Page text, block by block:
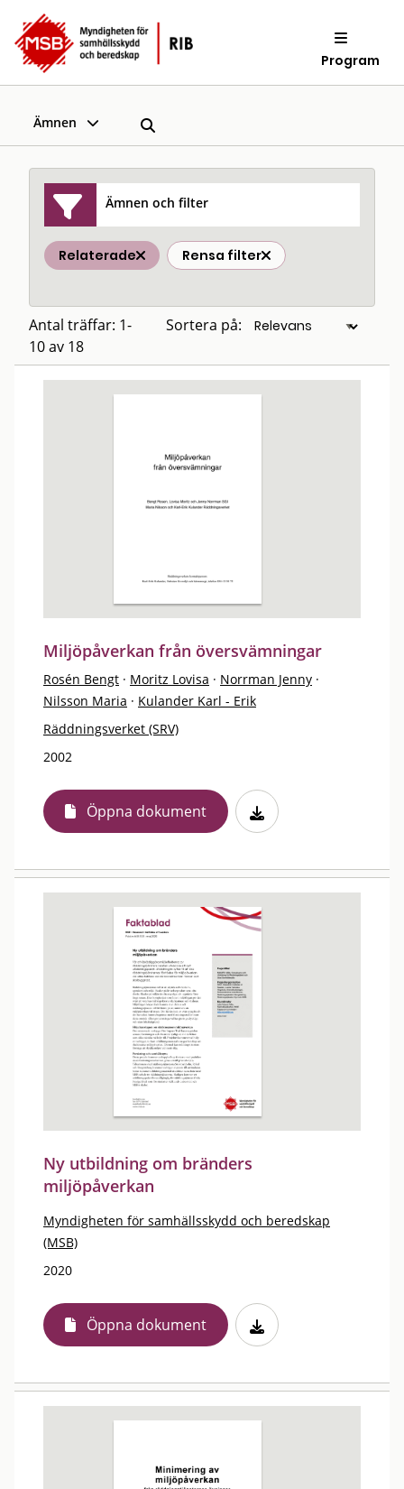
Program
Ämnen
Ämnen och filter
Relaterade Rensa filter
Antal träffar: 1-
10 av 18
Sortera på:
Miljöpåverkan från översvämningar
Rosén Bengt · Moritz Lovisa · Norrman Jenny ·
Nilsson Maria · Kulander Karl - Erik
Räddningsverket (SRV)
2002
Öppna dokument
Ny utbildning om bränders
miljöpåverkan
Myndigheten för samhällsskydd och beredskap
(MSB)
2020
Öppna dokument